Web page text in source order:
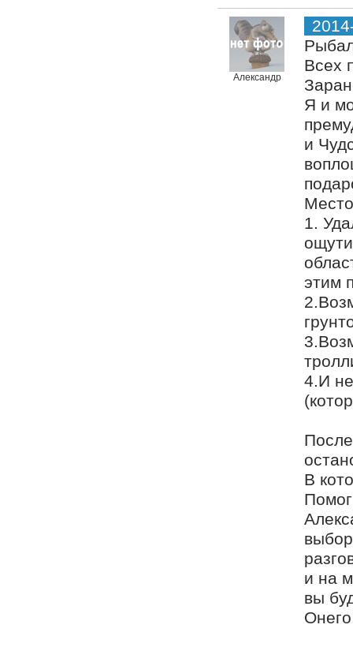
Александр
Всех
Я и
и
1.
этим
4.И
В
и на
вы